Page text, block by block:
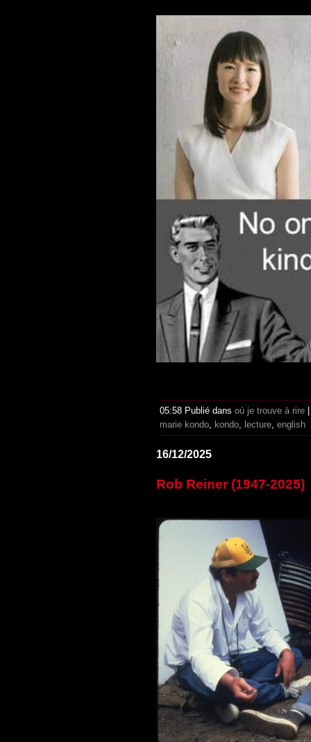
05:58 Publié dans où je trouve à rire
marie kondo kondo lecture english
16/12/2025
Rob Reiner (1947-2025)